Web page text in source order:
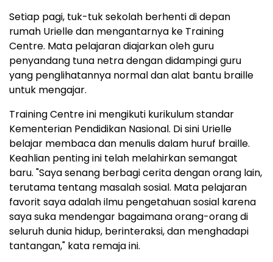
Setiap pagi, tuk-tuk sekolah berhenti di depan
rumah Urielle dan mengantarnya ke Training
Centre. Mata pelajaran diajarkan oleh guru
penyandang tuna netra dengan didampingi guru
yang penglihatannya normal dan alat bantu braille
untuk mengajar.
Training Centre ini mengikuti kurikulum standar
Kementerian Pendidikan Nasional. Di sini Urielle
belajar membaca dan menulis dalam huruf braille.
Keahlian penting ini telah melahirkan semangat
baru. "Saya senang berbagi cerita dengan orang lain,
terutama tentang masalah sosial. Mata pelajaran
favorit saya adalah ilmu pengetahuan sosial karena
saya suka mendengar bagaimana orang-orang di
seluruh dunia hidup, berinteraksi, dan menghadapi
tantangan," kata remaja ini.